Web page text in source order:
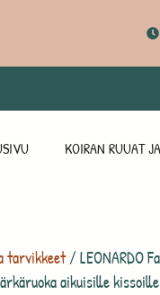
KOIRAN RUUAT
tarvikkeet/ LEONARDO
aikuisille kissoille